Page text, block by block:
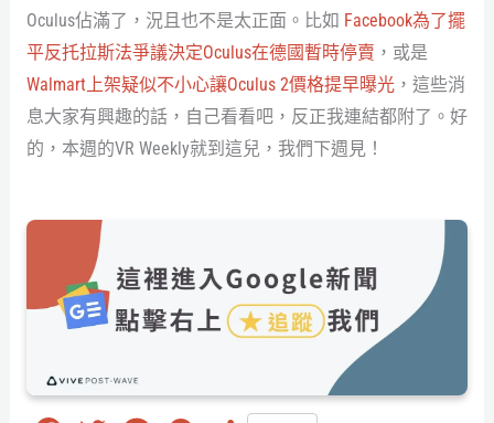
Oculus佔滿了，況且也不是太正面。比如 Facebook為了擺
平反托拉斯法爭議決定Oculus在德國暫時停賣 ，或是
Walmart上架疑似不小心讓Oculus 2價格提早曝光，這些消
息大家有興趣的話，自己看看吧，反正我連結都附了。好
的，本週的VR Weekly就到這兒，我們下週見！